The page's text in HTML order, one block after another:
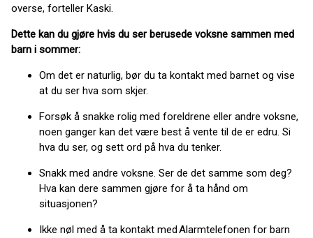
overse, forteller Kaski.
Dette kan du gjøre hvis du ser berusede voksne sammen med
barn i sommer:
Om det er naturlig, bør du ta kontakt med barnet og vise
at du ser hva som skjer.
Forsøk å snakke rolig med foreldrene eller andre voksne,
noen ganger kan det være best å vente til de er edru. Si
hva du ser, og sett ord på hva du tenker.
Snakk med andre voksne. Ser de det samme som deg?
Hva kan dere sammen gjøre for å ta hånd om
situasjonen?
Ikke nøl med å ta kontakt med Alarmtelefonen for barn